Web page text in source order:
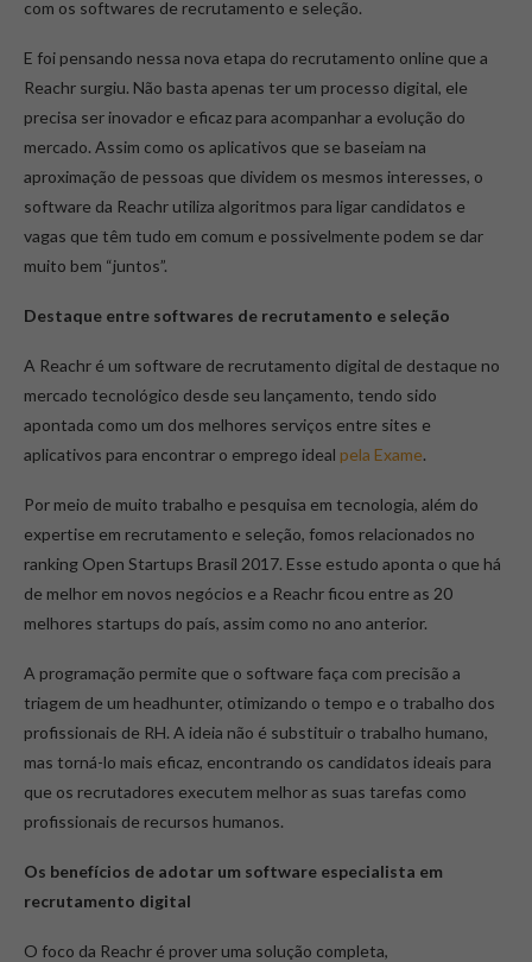
com os softwares de recrutamento e seleção.
E foi pensando nessa nova etapa do recrutamento online que a
Reachr surgiu. Não basta apenas ter um processo digital, ele
precisa ser inovador e eficaz para acompanhar a evolução do
mercado. Assim como os aplicativos que se baseiam na
aproximação de pessoas que dividem os mesmos interesses, o
software da Reachr utiliza algoritmos para ligar candidatos e
vagas que têm tudo em comum e possivelmente podem se dar
muito bem “juntos”.
Destaque entre softwares de recrutamento e seleção
A Reachr é um software de recrutamento digital de destaque no
mercado tecnológico desde seu lançamento, tendo sido
apontada como um dos melhores serviços entre sites e
aplicativos para encontrar o emprego ideal pela Exame.
Por meio de muito trabalho e pesquisa em tecnologia, além do
expertise em recrutamento e seleção, fomos relacionados no
ranking Open Startups Brasil 2017. Esse estudo aponta o que há
de melhor em novos negócios e a Reachr ficou entre as 20
melhores startups do país, assim como no ano anterior.
A programação permite que o software faça com precisão a
triagem de um headhunter, otimizando o tempo e o trabalho dos
profissionais de RH. A ideia não é substituir o trabalho humano,
mas torná-lo mais eficaz, encontrando os candidatos ideais para
que os recrutadores executem melhor as suas tarefas como
profissionais de recursos humanos.
Os benefícios de adotar um software especialista em
recrutamento digital
O foco da Reachr é prover uma solução completa,